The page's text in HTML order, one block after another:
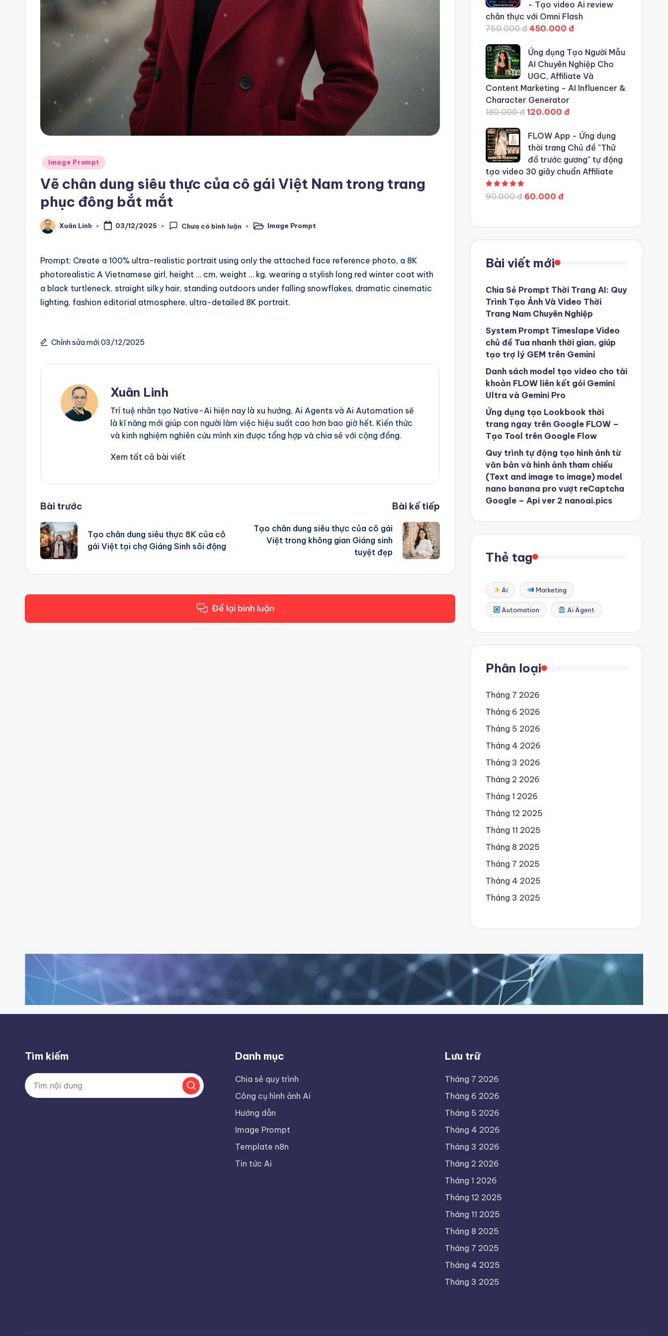
m
ts
Posted
Image Prompt
Vẽ chân dung siêu thực của cô gái Việt Nam trong trang
phục đông bắt mắt
Posted
by
Xuân Linh 03/12/2025 Chưa có bình luận
PostedImage Prompt
Prompt: Create a 100% ultra-realistic portrait using only the attached face reference photo, a 8K
photorealistic A Vietnamese girl, height … cm, weight … kg, wearing a stylish long red winter coat with
a black turtleneck, straight silky hair, standing outdoors under falling snowflakes, dramatic cinematic
lighting, fashion editorial atmosphere, ultra-detailed 8K portrait.
Chỉnh sửa mới 03/12/2025
Xuân Linh
Trí tuệ nhân tạo Native-Ai hiện nay là xu hướng, Ai Agents và Ai Automation sẽ
là kĩ năng mới giúp con người làm việc hiệu suất cao hơn bao giờ hết. Kiến thức
và kinh nghiệm nghiên cứu mình xin được tổng hợp và chia sẻ với cộng đồng.
Xem tất cả bài viết
Post
navigation
Bài trước
Tạo chân dung siêu thực 8K của cô
gái Việt tại chợ Giáng Sinh sôi động
Bài kế tiếp
Tạo chân dung siêu thực của cô gái
Việt trong không gian Giáng sinh
tuyệt đẹp
Để lại bình luận
- Tạo video Ai review
chân thực với Omni Flash
750.000 đ 450.000 đ
Ứng dụng Tạo Người Mẫu
AI Chuyên Nghiệp Cho
UGC, Affiliate Và
Content Marketing - AI Influencer &
Character Generator
180.000 đ 120.000 đ
FLOW App - Ứng dụng
thời trang Chủ đề "Thử
đồ trước gương" tự động
tạo video 30 giây chuẩn Affiliate
90.000 đ 60.000 đ
Bài viết mới
Chia Sẻ Prompt Thời Trang AI: Quy
Trình Tạo Ảnh Và Video Thời
Trang Nam Chuyên Nghiệp
System Prompt Timeslape Video
chủ đề Tua nhanh thời gian, giúp
tạo trợ lý GEM trên Gemini
Danh sách model tạo video cho tài
khoản FLOW liên kết gói Gemini
Ultra và Gemini Pro
Ứng dụng tạo Lookbook thời
trang ngay trên Google FLOW –
Tạo Tool trên Google Flow
Quy trình tự động tạo hình ảnh từ
văn bản và hình ảnh tham chiếu
(Text and image to image) model
nano banana pro vượt reCaptcha
Google – Api ver 2 nanoai.pics
Thẻ tag
Ai Marketing
Automation Ai Agent
Phân loại
Tháng 7 2026
Tháng 6 2026
Tháng 5 2026
Tháng 4 2026
Tháng 3 2026
Tháng 2 2026
Tháng 1 2026
Tháng 12 2025
Tháng 11 2025
Tháng 8 2025
Tháng 7 2025
Tháng 4 2025
Tháng 3 2025
Tìm kiếm Danh mục
Chia sẻ quy trình
Công cụ hình ảnh Ai
Hướng dẫn
Image Prompt
Template n8n
Tin tức Ai
Lưu trữ
Tháng 7 2026
Tháng 6 2026
Tháng 5 2026
Tháng 4 2026
Tháng 3 2026
Tháng 2 2026
Tháng 1 2026
Tháng 12 2025
Tháng 11 2025
Tháng 8 2025
Tháng 7 2025
Tháng 4 2025
Tháng 3 2025